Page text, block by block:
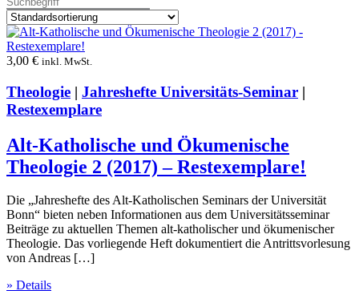
3,00 € inkl. MwSt.
Theologie | Jahreshefte Universitäts-Seminar |
Restexemplare
Alt-Katholische und Ökumenische
Theologie 2 (2017) – Restexemplare!
Die „Jahreshefte des Alt-Katholischen Seminars der Universität
Bonn“ bieten neben Informationen aus dem Universitätsseminar
Beiträge zu aktuellen Themen alt-katholischer und ökumenischer
Theologie. Das vorliegende Heft dokumentiert die Antrittsvorlesung
von Andreas […]
» Details